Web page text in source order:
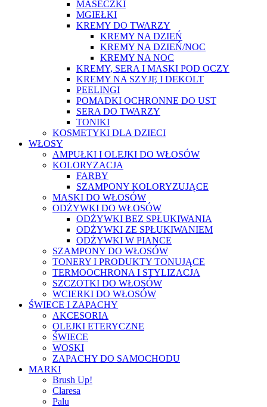
MASECZKI
MGIEŁKI
KREMY DO TWARZY
KREMY NA DZIEŃ
KREMY NA DZIEŃ/NOC
KREMY NA NOC
KREMY, SERA I MASKI POD OCZY
KREMY NA SZYJĘ I DEKOLT
PEELINGI
POMADKI OCHRONNE DO UST
SERA DO TWARZY
TONIKI
KOSMETYKI DLA DZIECI
WŁOSY
AMPUŁKI I OLEJKI DO WŁOSÓW
KOLORYZACJA
FARBY
SZAMPONY KOLORYZUJĄCE
MASKI DO WŁOSÓW
ODŻYWKI DO WŁOSÓW
ODŻYWKI BEZ SPŁUKIWANIA
ODŻYWKI ZE SPŁUKIWANIEM
ODŻYWKI W PIANCE
SZAMPONY DO WŁOSÓW
TONERY I PRODUKTY TONUJĄCE
TERMOOCHRONA I STYLIZACJA
SZCZOTKI DO WŁOSÓW
WCIERKI DO WŁOSÓW
ŚWIECE I ZAPACHY
AKCESORIA
OLEJKI ETERYCZNE
ŚWIECE
WOSKI
ZAPACHY DO SAMOCHODU
MARKI
Brush Up!
Claresa
Palu